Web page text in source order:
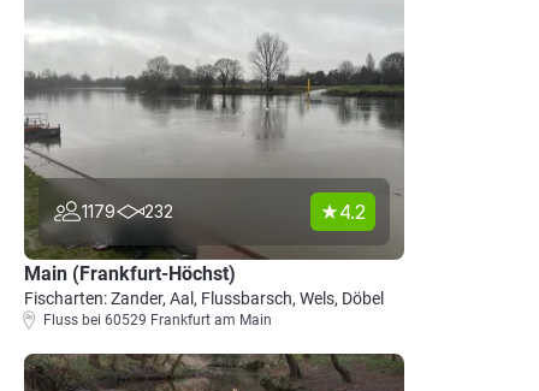
1179 232 4.2
Main (Frankfurt-Höchst)
Fischarten: Zander, Aal, Flussbarsch, Wels, Döbel
Fluss bei 60529 Frankfurt am Main